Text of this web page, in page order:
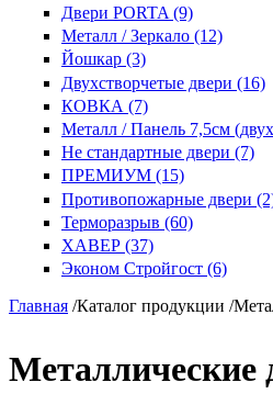
Двери PORTA (9)
Металл / Зеркало (12)
Йошкар (3)
Двухстворчетые двери (16)
КОВКА (7)
Металл / Панель 7,5см
Не стандартные двери (7)
ПРЕМИУМ (15)
Противопожарные двери
Терморазрыв (60)
ХАВЕР (37)
Эконом Стройгост (6)
Главная /Каталог продукции /
Металлические